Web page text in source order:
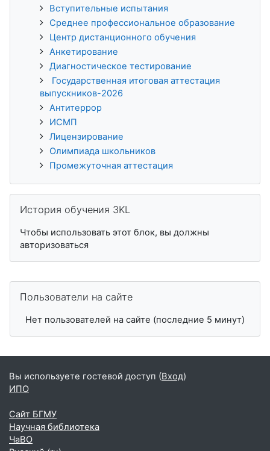
Вступительные испытания
Среднее профессиональное образование
Центр дистанционного обучения
Анкетирование
Диагностическое тестирование
Государственная итоговая аттестация
выпускников-2026
Антитеррор
ИСМП
Лицензирование
Олимпиада школьников
Промежуточная аттестация
История обучения 3KL
Чтобы использовать этот блок, вы должны
авторизоваться
Пользователи на сайте
Нет пользователей на сайте (последние 5 минут)
Вы используете гостевой доступ (Вход)
ИПО
Сайт БГМУ
Научная библиотека
ЧаВО